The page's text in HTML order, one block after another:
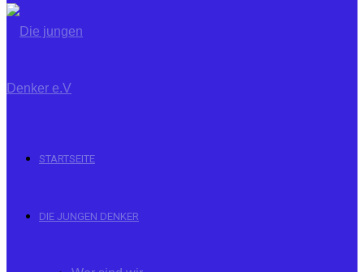
STARTSEITE
DIE JUNGEN DENKER